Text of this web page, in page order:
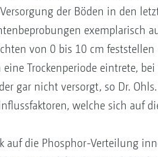
der Böden in den
exemplarisch
von 0 bis 10 cm
Trockenperiode eintrete,
gar nicht versorgt, so Dr.
welche sich auf
auf die Phosphor-Verteilung